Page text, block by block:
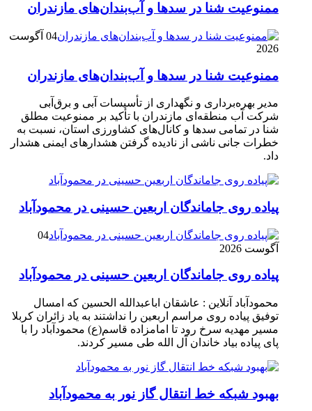
ممنوعیت شنا در سدها و آب‌بندان‌‌های مازندران
04 آگوست
2026
ممنوعیت شنا در سدها و آب‌بندان‌‌های مازندران
مدیر بهره‌برداری و نگهداری از تأسیسات آبی و برق‌آبی
شرکت آب منطقه‌ای مازندران با تأکید بر ممنوعیت مطلق
شنا در تمامی سدها و کانال‌های کشاورزی استان، نسبت به
خطرات جانی ناشی از نادیده گرفتن هشدارهای ایمنی هشدار
داد.
پیاده روی جاماندگان اربعین حسینی در محمودآباد
04
آگوست 2026
پیاده روی جاماندگان اربعین حسینی در محمودآباد
محمودآباد آنلاین : عاشقان اباعبدالله الحسین که امسال
توفیق پیاده روی مراسم اربعین را نداشتند به یاد زائران کربلا
مسیر مهدیه سرخ رود تا امامزاده قاسم(ع) محمودآباد را با
پای پیاده بیاد خاندان آل الله طی مسیر کردند.
بهبود شبکه خط انتقال گاز نور به محمودآباد